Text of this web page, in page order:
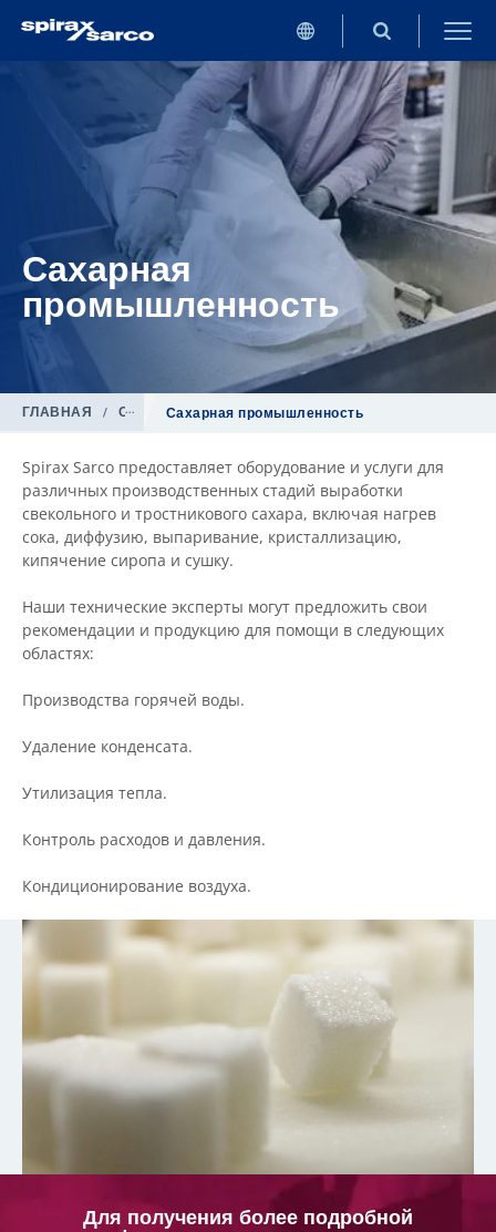
Сахарная
промышленность
ГЛАВНАЯ / Отрасли промышленности
Сахарная промышленность
Spirax Sarco предоставляет оборудование и услуги для
различных производственных стадий выработки
свекольного и тростникового сахара, включая нагрев
сока, диффузию, выпаривание, кристаллизацию,
кипячение сиропа и сушку.
Наши технические эксперты могут предложить свои
рекомендации и продукцию для помощи в следующих
областях:
Производства горячей воды.
Удаление конденсата.
Утилизация тепла.
Контроль расходов и давления.
Кондиционирование воздуха.
Для получения более подробной